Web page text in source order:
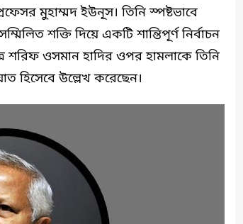
মুহাম্মদ ইউনূস। তিনি স্পষ্টভাবে
শক্তি দিয়ে একটি শান্তিপূর্ণ নির্বাচন
শরিফ ওসমান হাদির ওপর হামলাকে তিনি
হিসেবে উল্লেখ করেছেন।